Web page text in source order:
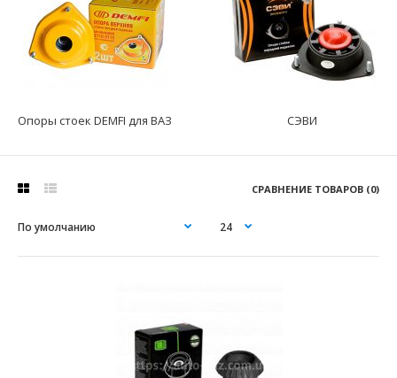
Опоры стоек DEMFI для ВАЗ СЭВИ
СРАВНЕНИЕ ТОВАРОВ (0)